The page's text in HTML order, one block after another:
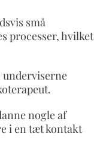
små
processer, hvilket
underviserne
nogle af
i en tæt kontakt